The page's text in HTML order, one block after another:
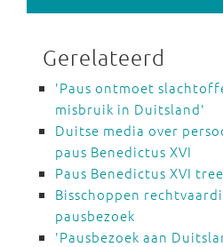
Gerelateerd
'Paus ontmoet
misbruik in Duitsland'
Duitse media over
paus Benedictus XVI
Paus Benedictus XVI
Bisschoppen
pausbezoek
'Pausbezoek aan